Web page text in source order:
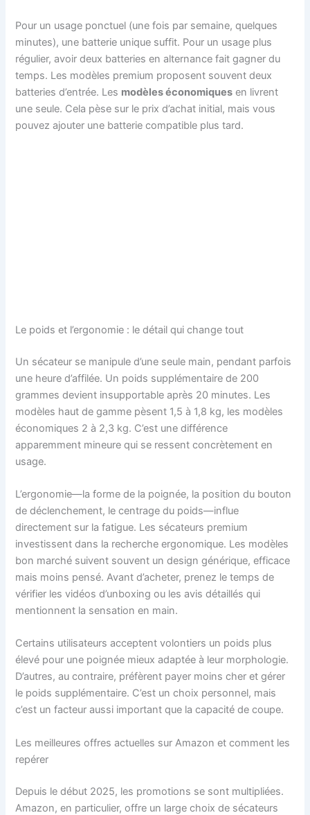
Pour un usage ponctuel (une fois par semaine, quelques
minutes), une batterie unique suffit. Pour un usage plus
régulier, avoir deux batteries en alternance fait gagner du
temps. Les modèles premium proposent souvent deux
batteries d’entrée. Les modèles économiques en livrent
une seule. Cela pèse sur le prix d’achat initial, mais vous
pouvez ajouter une batterie compatible plus tard.
Le poids et l’ergonomie : le détail qui change tout
Un sécateur se manipule d’une seule main, pendant parfois
une heure d’affilée. Un poids supplémentaire de 200
grammes devient insupportable après 20 minutes. Les
modèles haut de gamme pèsent 1,5 à 1,8 kg, les modèles
économiques 2 à 2,3 kg. C’est une différence
apparemment mineure qui se ressent concrètement en
usage.
L’ergonomie—la forme de la poignée, la position du bouton
de déclenchement, le centrage du poids—influe
directement sur la fatigue. Les sécateurs premium
investissent dans la recherche ergonomique. Les modèles
bon marché suivent souvent un design générique, efficace
mais moins pensé. Avant d’acheter, prenez le temps de
vérifier les vidéos d’unboxing ou les avis détaillés qui
mentionnent la sensation en main.
Certains utilisateurs acceptent volontiers un poids plus
élevé pour une poignée mieux adaptée à leur morphologie.
D’autres, au contraire, préfèrent payer moins cher et gérer
le poids supplémentaire. C’est un choix personnel, mais
c’est un facteur aussi important que la capacité de coupe.
Les meilleures offres actuelles sur Amazon et comment les
repérer
Depuis le début 2025, les promotions se sont multipliées.
Amazon, en particulier, offre un large choix de sécateurs